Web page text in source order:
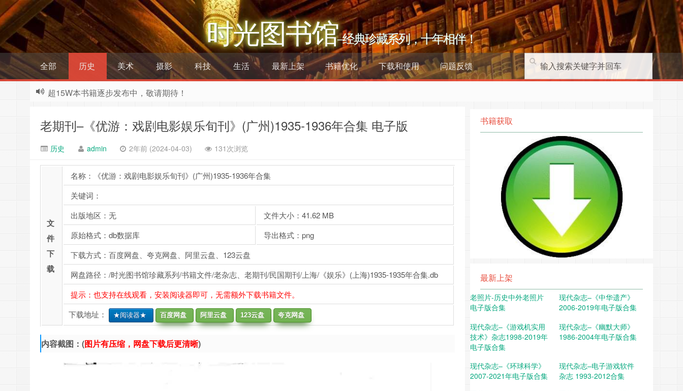
时光图书馆–经典珍藏系列，十年相伴！
全部 历史 美术 摄影 科技 生活 最新上架 书籍优化 下载和使用 问题反馈
超15W本书籍逐步发布中，敬请期待！
老期刊–《优游：戏剧电影娱乐旬刊》(广州)1935-1936年合集 电子版
历史 admin 2年前 (2024-04-03) 131次浏览
文
件
下
载
名称：《优游：戏剧电影娱乐旬刊》(广州)1935-1936年合集
关键词：
出版地区：无
文件大小：41.62 MB
原始格式：db数据库
导出格式：png
下载方式：百度网盘、夸克网盘、阿里云盘、123云盘
网盘路径：/时光图书馆珍藏系列/书籍文件/老杂志、老期刊/民国期刊/上海/《娱乐》(上海)1935-1935年合集.db
提示：也支持在线观看，安装阅读器即可，无需额外下载书籍文件。
下载地址：
★阅读器★ 百度网盘 阿里云盘 123云盘 夸克网盘
内容截图：(图片有压缩，网盘下载后更清晰)
书籍获取
最新上架
老照片-历史中外老照片
电子版合集
现代杂志–《中华遗产》
2006-2019年电子版合集
现代杂志–《游戏机实用
技术》杂志1998-2019年
电子版合集
现代杂志–《幽默大师》
1986-2004年电子版合集
现代杂志–《环球科学》
2007-2021年电子版合集
现代杂志–电子游戏软件
杂志 1993-2012合集